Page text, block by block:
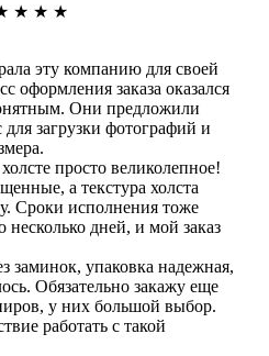
★ ★ ★
эту компанию для своей
оформления заказа оказался
Они предложили
загрузки фотографий и
просто великолепное!
а текстура холста
Сроки исполнения тоже
дней, и мой заказ
заминок, упаковка надежная,
Обязательно закажу еще
у них большой выбор.
работать с такой